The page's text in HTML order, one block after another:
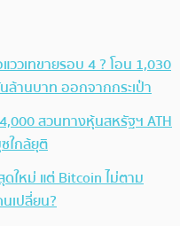
วเทขายรอบ 4 ? โอน 1,030
ล้านบาท ออกจากกระเป๋า
สวนทางหุ้นสหรัฐฯ ATH
ใกล้ยุติ
ใหม่ แต่ Bitcoin ไม่ตาม
เปลี่ยน?